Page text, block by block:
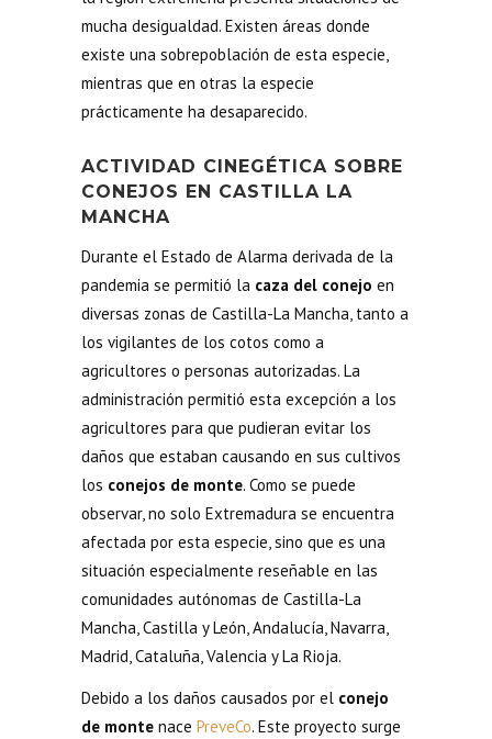
mucha desigualdad. Existen áreas donde
existe una sobrepoblación de esta especie,
mientras que en otras la especie
prácticamente ha desaparecido.
ACTIVIDAD CINEGÉTICA SOBRE
CONEJOS EN CASTILLA LA
MANCHA
Durante el Estado de Alarma derivada de la
pandemia se permitió la caza del conejo en
diversas zonas de Castilla-La Mancha, tanto a
los vigilantes de los cotos como a
agricultores o personas autorizadas. La
administración permitió esta excepción a los
agricultores para que pudieran evitar los
daños que estaban causando en sus cultivos
los conejos de monte. Como se puede
observar, no solo Extremadura se encuentra
afectada por esta especie, sino que es una
situación especialmente reseñable en las
comunidades autónomas de Castilla-La
Mancha, Castilla y León, Andalucía, Navarra,
Madrid, Cataluña, Valencia y La Rioja.
Debido a los daños causados por el conejo
de monte nace PreveCo. Este proyecto surge